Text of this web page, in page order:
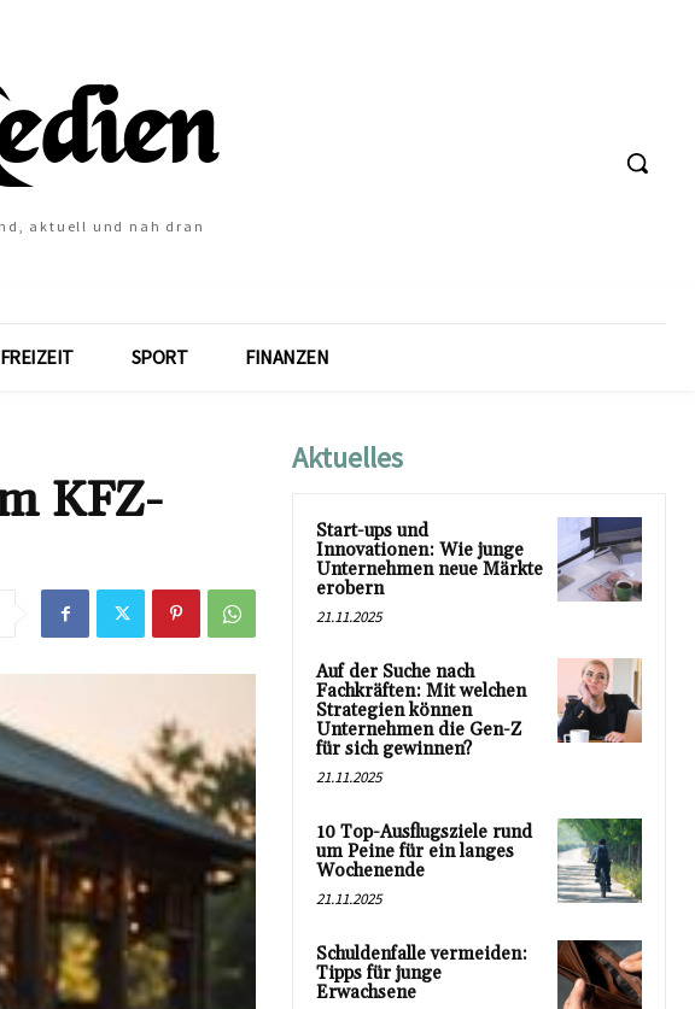
aktuell und nah dran
FREIZEIT SPORT FINANZEN
KFZ-
Aktuelles
Start-ups und
Innovationen: Wie junge
Unternehmen neue Märkte
erobern
21.11.2025
Auf der Suche nach
Fachkräften: Mit welchen
Strategien können
Unternehmen die Gen-Z
für sich gewinnen?
21.11.2025
10 Top-Ausflugsziele rund
um Peine für ein langes
Wochenende
21.11.2025
Schuldenfalle vermeiden:
Tipps für junge
Erwachsene